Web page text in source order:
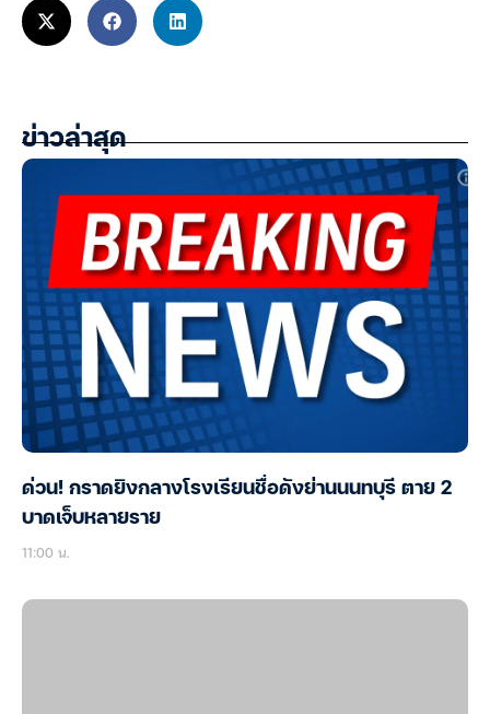
ข่าวล่าสุด
ด่วน! กราดยิงกลางโรงเรียนชื่อดังย่านนนทบุรี ตาย 2
บาดเจ็บหลายราย
11:00 น.